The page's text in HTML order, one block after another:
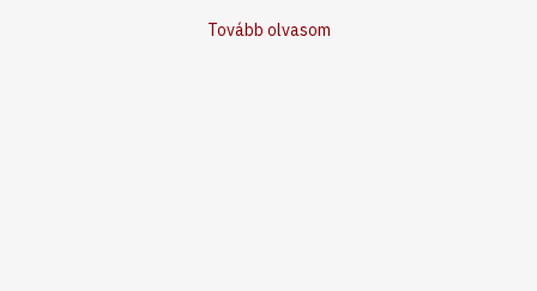
Tovább olvasom